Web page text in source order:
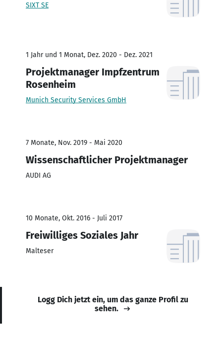
SIXT SE
1 Jahr und 1 Monat, Dez. 2020 - Dez. 2021
Projektmanager Impfzentrum
Rosenheim
Munich Security Services GmbH
7 Monate, Nov. 2019 - Mai 2020
Wissenschaftlicher Projektmanager
AUDI AG
10 Monate, Okt. 2016 - Juli 2017
Freiwilliges Soziales Jahr
Malteser
Logg Dich jetzt ein, um das ganze Profil zu
sehen.